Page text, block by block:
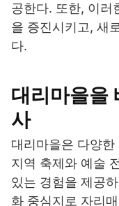
공한다. 또한, 이러
을 증진시키고, 새
다.
대리마을을
사
대리마을은 다양
지역 축제와 예술
있는 경험을 제공
화 중심지로 자리